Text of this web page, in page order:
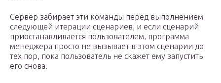
Сервер забирает эти команды перед выполнением
следующей итерации сценариев, и если сценарий
приостанавливается пользователем, программа
менеджера просто не вызывает в этом сценарии до
тех пор, пока пользователь не скажет ему запустить
его снова.